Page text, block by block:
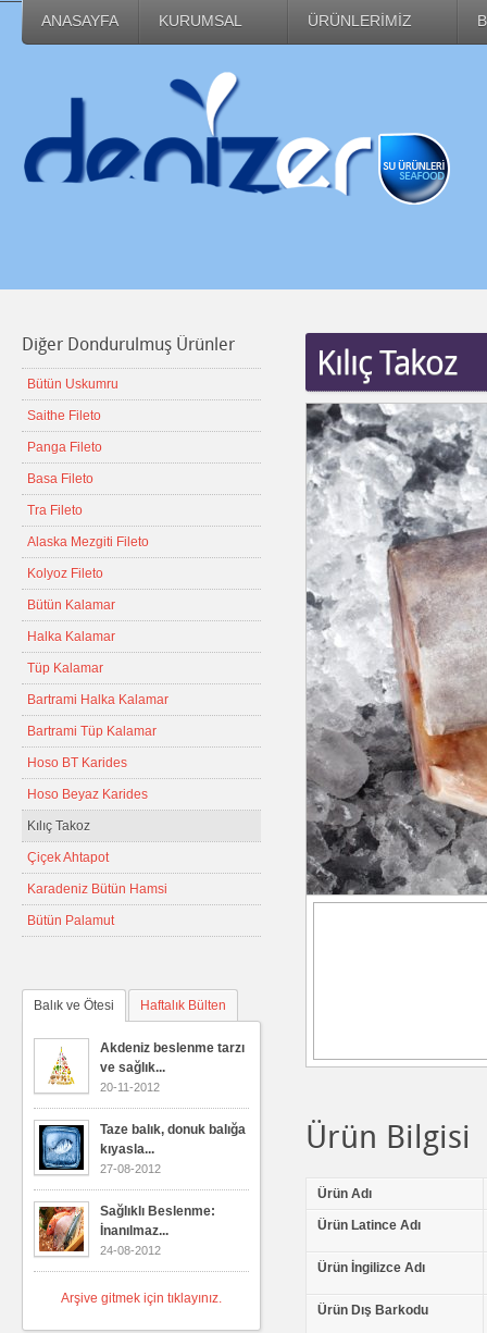
ANASAYFA KURUMSAL ÜRÜNLERİMİZ
Diğer Dondurulmuş Ürünler
Bütün Uskumru
Saithe Fileto
Panga Fileto
Basa Fileto
Tra Fileto
Alaska Mezgiti Fileto
Kolyoz Fileto
Bütün Kalamar
Halka Kalamar
Tüp Kalamar
Bartrami Halka Kalamar
Bartrami Tüp Kalamar
Hoso BT Karides
Hoso Beyaz Karides
Kılıç Takoz
Çiçek Ahtapot
Karadeniz Bütün Hamsi
Bütün Palamut
Balık ve Ötesi Haftalık Bülten
Akdeniz beslenme tarzı
ve sağlık...
20-11-2012
Taze balık, donuk balığa
kıyasla...
27-08-2012
Sağlıklı Beslenme:
İnanılmaz...
24-08-2012
Arşive gitmek için tıklayınız.
Kılıç Takoz
Ürün Bilgisi
Ürün Adı
Ürün Latince Adı
Ürün İngilizce Adı
Ürün Dış Barkodu